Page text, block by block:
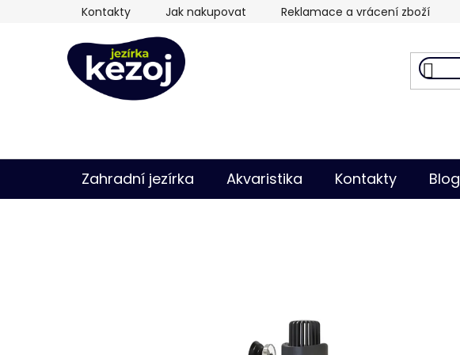
Kontakty Jak nakupovat Reklamace a vrácení zboží
Zahradní jezírka Akvaristika Kontakty Blog